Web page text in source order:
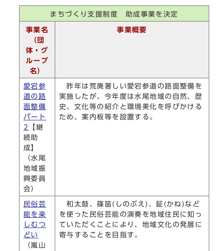
まちづくり支援制度 助成事業を決定
事業名
（団
体・グ
ループ
名）
事業概要
愛宕参
道の路
面整備
パート
2
【継
続助
成】
（水尾
地域振
興委員
会）
昨年は荒廃著しい愛宕参道の路面整備を
実施したが、今年度は水尾地域の自然、歴
史、文化等の紹介と環境美化を呼びかける
ため、案内板等を設置する。
民俗芸
能を楽
しむつ
どい
（嵐山
和太鼓、篠笛(しのぶえ)、鉦(かね)など
を使った民俗芸能の演奏を地域住民に知っ
ていただくことにより、地域文化の発展に
寄与することを目指す。